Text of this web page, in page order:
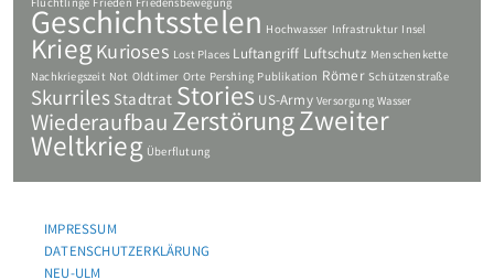
Flüchtlinge Frieden Friedensbewegung
Geschichtsstelen Hochwasser Infrastruktur Insel
KriegKurioses Lost Places Luftangriff Luftschutz Menschenkette
Nachkriegszeit Not Oldtimer Orte Pershing Publikation Römer Schützenstraße
SkurrilesStadtrat Stories US-Army Versorgung Wasser
Wiederaufbau ZerstörungZweiter
Weltkrieg Überflutung
IMPRESSUM
DATENSCHUTZERKLÄRUNG
NEU-ULM